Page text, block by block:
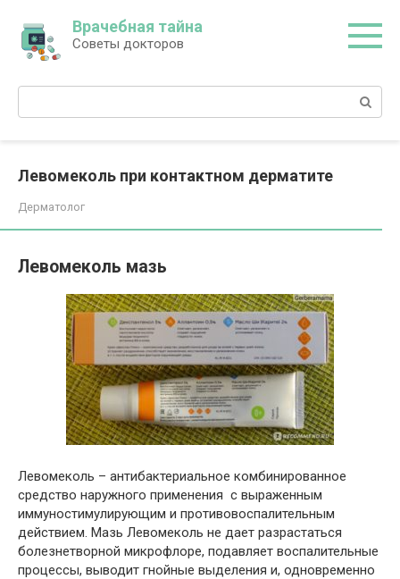
контенту
Врачебная тайна
Советы докторов
Поиск:
Левомеколь при контактном дерматите
Дерматолог
Левомеколь мазь
Левомеколь – антибактериальное комбинированное
средство наружного применения с выраженным
иммуностимулирующим и противовоспалительным
действием. Мазь Левомеколь не дает разрастаться
болезнетворной микрофлоре, подавляет воспалительные
процессы, выводит гнойные выделения и, одновременно